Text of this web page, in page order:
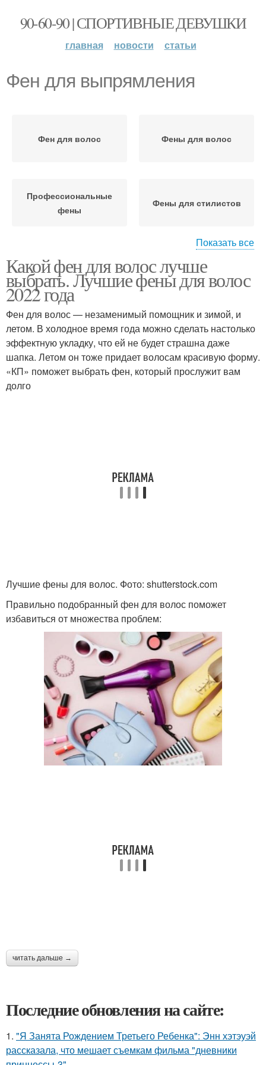
90-60-90 | СПОРТИВНЫЕ ДЕВУШКИ
главная новости статьи
Фен для выпрямления
Фен для волос Фены для волос
Профессиональные
фены
Фены для стилистов
Профессиональный
фен
Фен для тонких волос
Показать все
Какой фен для волос лучше
выбрать. Лучшие фены для волос
2022 года
Фен для волос — незаменимый помощник и зимой, и
летом. В холодное время года можно сделать настолько
эффектную укладку, что ей не будет страшна даже
шапка. Летом он тоже придает волосам красивую форму.
«КП» поможет выбрать фен, который прослужит вам
долго
Лучшие фены для волос. Фото: shutterstock.com
Правильно подобранный фен для волос поможет
избавиться от множества проблем:
читать дальше →
Последние обновления на сайте:
1. "Я Занята Рождением Третьего Ребенка": Энн хэтэуэй
рассказала, что мешает съемкам фильма "дневники